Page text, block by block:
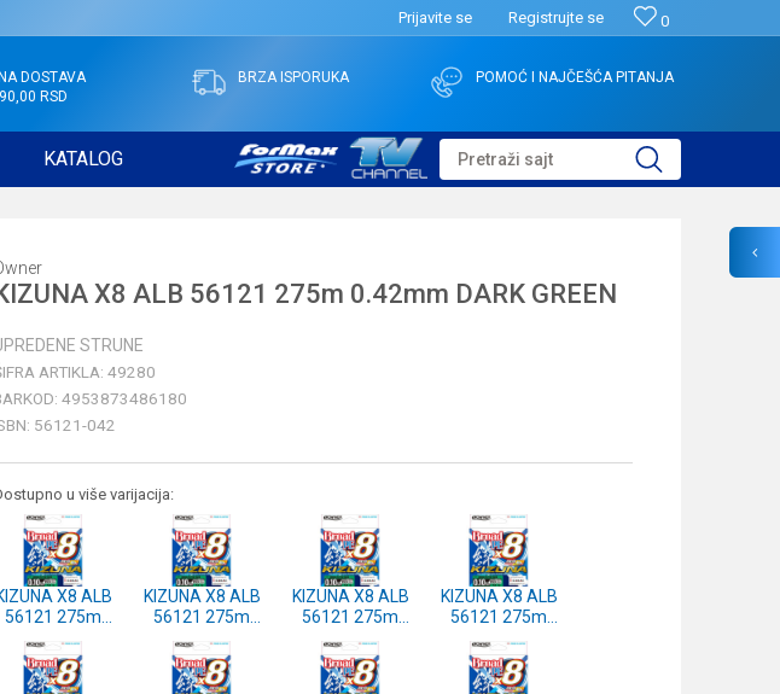
0
Prijavite se Registrujte se
DOSTAVA
RSD
BRZA ISPORUKA POMOĆ I NAJČEŠĆA PITANJA
KATALOG Pretraži sajt
X8 ALB 56121 275m 0.42mm DARK GREEN
STRUNE
ARTIKLA: 49280
4953873486180
56121-042
u više varijacija:
X8 ALB
56121 275m
0.42mm DARK
GREEN
KIZUNA X8 ALB
56121 275m
0.36mm DARK
GREEN
KIZUNA X8 ALB
56121 275m
0.33mm DARK
GREEN
KIZUNA X8 ALB
56121 275m
0.29mm DARK
GREEN